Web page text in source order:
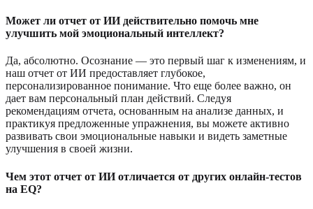
Может ли отчет от ИИ действительно помочь мне
улучшить мой эмоциональный интеллект?
Да, абсолютно. Осознание — это первый шаг к изменениям, и
наш отчет от ИИ предоставляет глубокое,
персонализированное понимание. Что еще более важно, он
дает вам персональный план действий. Следуя
рекомендациям отчета, основанным на анализе данных, и
практикуя предложенные упражнения, вы можете активно
развивать свои эмоциональные навыки и видеть заметные
улучшения в своей жизни.
Чем этот отчет от ИИ отличается от других онлайн-тестов
на EQ?